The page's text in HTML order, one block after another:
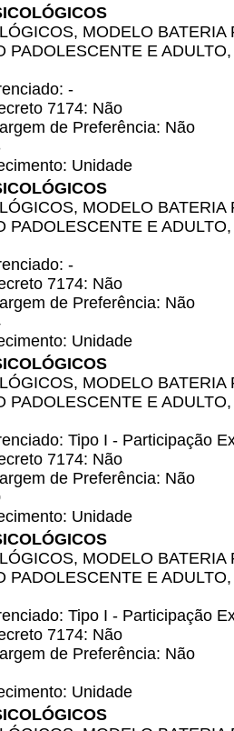
MODELO
PADOLESCENTE E
-
7174: Não
de Preferência: Não
Unidade
MODELO
PADOLESCENTE E
-
7174: Não
de Preferência: Não
Unidade
MODELO
PADOLESCENTE E
Tipo I - Participação
7174: Não
de Preferência: Não
Unidade
MODELO
PADOLESCENTE E
Tipo I - Participação
7174: Não
de Preferência: Não
Unidade